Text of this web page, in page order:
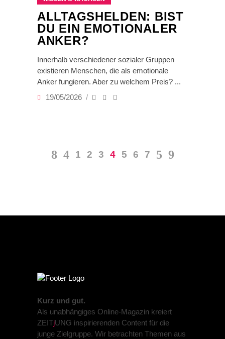
ALLTAGSHELDEN: BIST
DU EIN EMOTIONALER
ANKER?
Innerhalb verschiedener sozialer Gruppen
existieren Menschen, die als emotionale
Anker fungieren. Aber zu welchem Preis?
19/05/2026
1 2 3 4 5 6 7
Kurz und gut.
Als unabhängiges Online-Magazin kreiert
ZEITjUNG inspirierenden Content für die
junge Zielgruppe. Wir betrachten Themen aus